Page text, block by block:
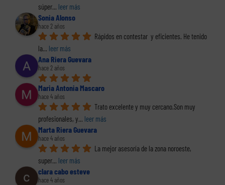
súper... leer más
Sonia Alonso
hace 2 años
Rápidos en contestar  y eficientes. He tenido
la... leer más
Ana Riera Guevara
hace 2 años
Maria Antonia Mascaro
hace 4 años
Trato excelente y muy cercano.Son muy
profesionales, y... leer más
Marta Riera Guevara
hace 4 años
La mejor asesoría de la zona noroeste,
super... leer más
clara cabo esteve
hace 4 años